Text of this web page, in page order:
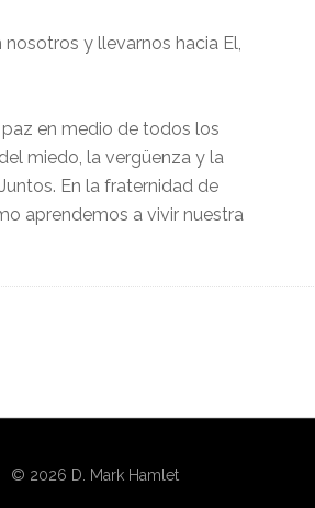
y llevarnos hacia El,
en medio de todos los
miedo, la vergüenza y la
En la fraternidad de
aprendemos a vivir nuestra
© 2026 D. Mark Hamlet